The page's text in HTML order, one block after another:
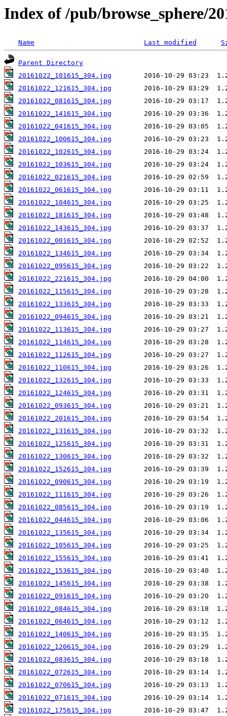
Index of /pub/browse_sphere/
Name Last modified
Parent Directory
20161022_101615_304.jpg
20161022_121615_304.jpg
20161022_081615_304.jpg
20161022_141615_304.jpg
20161022_041615_304.jpg
20161022_100615_304.jpg
20161022_102615_304.jpg
20161022_103615_304.jpg
20161022_021615_304.jpg
20161022_061615_304.jpg
20161022_104615_304.jpg
20161022_181615_304.jpg
20161022_143615_304.jpg
20161022_001615_304.jpg
20161022_134615_304.jpg
20161022_095615_304.jpg
20161022_221615_304.jpg
20161022_115615_304.jpg
20161022_133615_304.jpg
20161022_094615_304.jpg
20161022_113615_304.jpg
20161022_114615_304.jpg
20161022_112615_304.jpg
20161022_110615_304.jpg
20161022_132615_304.jpg
20161022_124615_304.jpg
20161022_093615_304.jpg
20161022_201615_304.jpg
20161022_131615_304.jpg
20161022_125615_304.jpg
20161022_130615_304.jpg
20161022_152615_304.jpg
20161022_090615_304.jpg
20161022_111615_304.jpg
20161022_085615_304.jpg
20161022_044615_304.jpg
20161022_135615_304.jpg
20161022_105615_304.jpg
20161022_155615_304.jpg
20161022_153615_304.jpg
20161022_145615_304.jpg
20161022_091615_304.jpg
20161022_084615_304.jpg
20161022_064615_304.jpg
20161022_140615_304.jpg
20161022_120615_304.jpg
20161022_083615_304.jpg
20161022_072615_304.jpg
20161022_070615_304.jpg
20161022_071615_304.jpg
20161022_175615_304.jpg